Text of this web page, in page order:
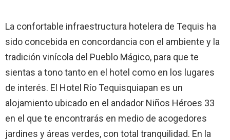
La confortable infraestructura hotelera de Tequis ha
sido concebida en concordancia con el ambiente y la
tradición vinícola del Pueblo Mágico, para que te
sientas a tono tanto en el hotel como en los lugares
de interés. El Hotel Río Tequisquiapan es un
alojamiento ubicado en el andador Niños Héroes 33
en el que te encontrarás en medio de acogedores
jardines y áreas verdes, con total tranquilidad. En la